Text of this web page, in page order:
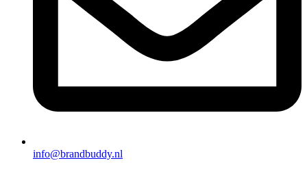
info@brandbuddy.nl